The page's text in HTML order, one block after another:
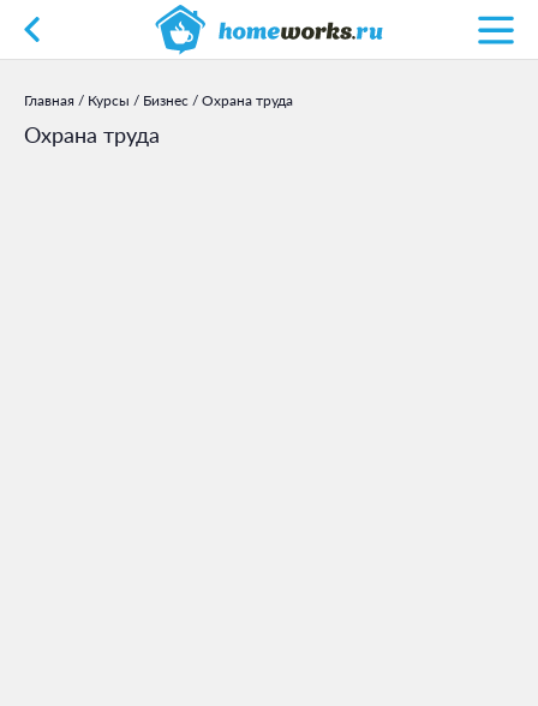
Главная / Курсы / Бизнес / Охрана труда
Охрана труда